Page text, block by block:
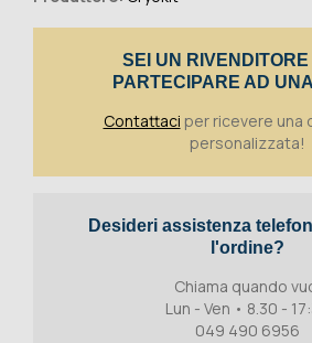
SEI UN RIVENDITORE
PARTECIPARE AD
Contattaci per ricevere una
personalizzata!
Desideri assistenza
l'ordine?
Chiama quando
Lun - Ven • 8.30 -
049 490 6956